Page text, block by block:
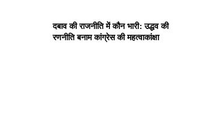
दबाव की राजनीति में कौन भारी: उद्धव की
रणनीति बनाम कांग्रेस की महत्वाकांक्षा